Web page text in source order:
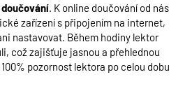
. K online doučování od nás
zařízení s připojením na internet,
nastavovat. Během hodiny lektor
což zajišťuje jasnou a přehlednou
pozornost lektora po celou dobu